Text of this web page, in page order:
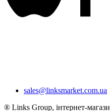
sales@linksmarket.com.ua
® Links Group, інтернет-